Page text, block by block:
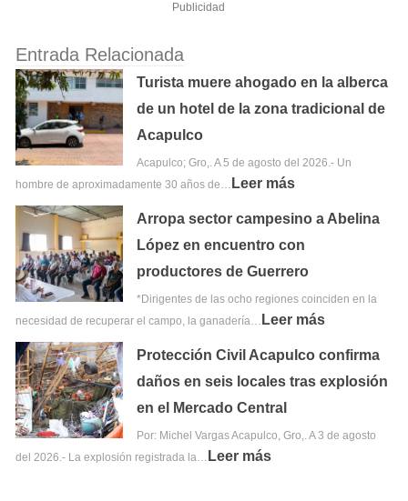
Publicidad
Entrada Relacionada
Turista muere ahogado en la alberca
de un hotel de la zona tradicional de
Acapulco
Acapulco; Gro,. A 5 de agosto del 2026.- Un
hombre de aproximadamente 30 años de… Leer más
Arropa sector campesino a Abelina
López en encuentro con
productores de Guerrero
*Dirigentes de las ocho regiones coinciden en la
necesidad de recuperar el campo, la ganadería… Leer más
Protección Civil Acapulco confirma
daños en seis locales tras explosión
en el Mercado Central
Por: Michel Vargas Acapulco, Gro,. A 3 de agosto
del 2026.- La explosión registrada la… Leer más